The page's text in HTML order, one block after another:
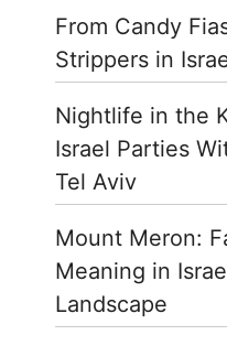
From Candy
Strippers in
Nightlife in the
Israel Parties
Tel Aviv
Mount Meron:
Meaning in
Landscape